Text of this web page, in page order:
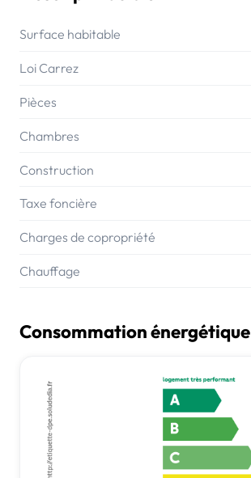
Surface habitable
Loi Carrez
Pièces
Chambres
Construction
Taxe foncière
Charges de copropriété
Chauffage
Consommation énergétique